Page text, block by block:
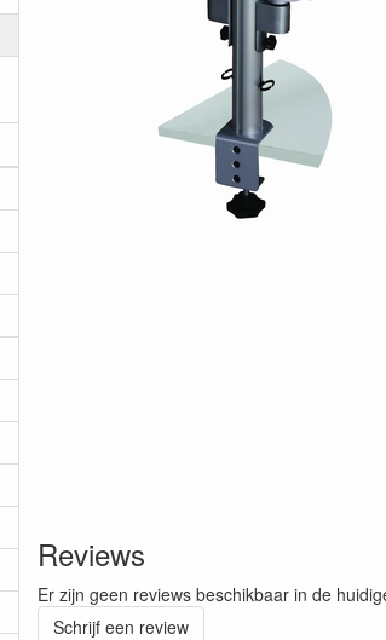
Reviews
Er zijn geen reviews beschikbaar in de
Schrijf een review